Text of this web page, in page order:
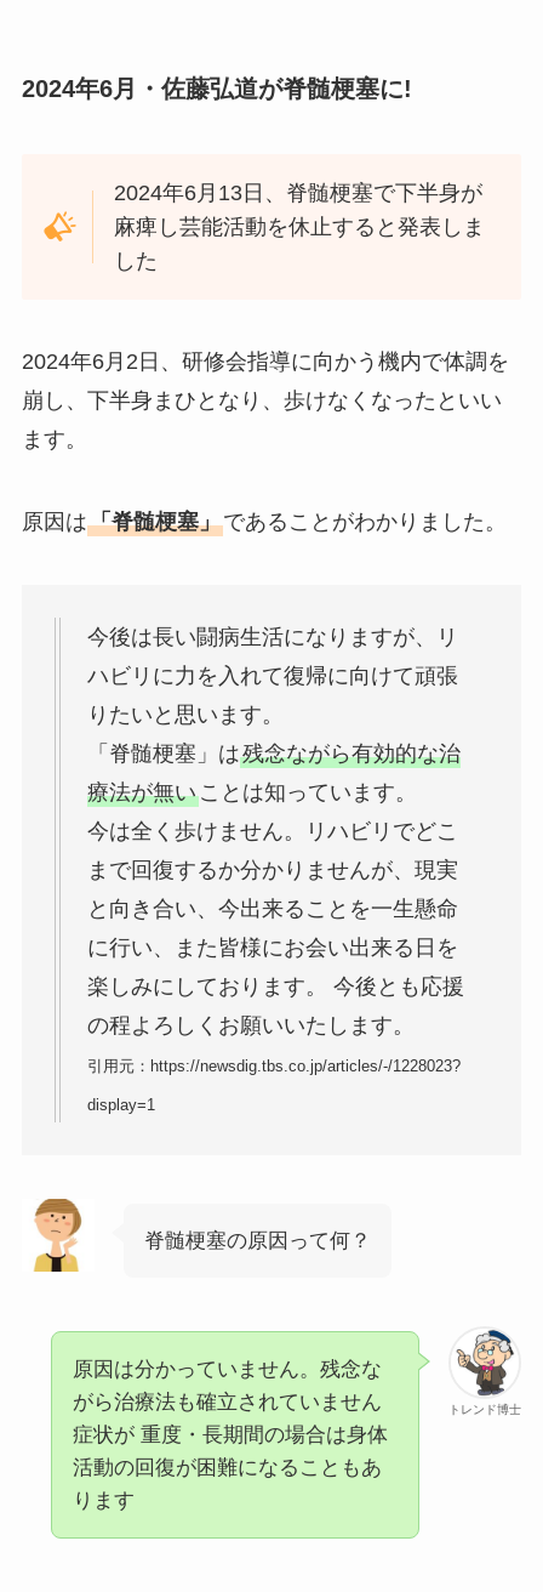
2024年6月・佐藤弘道が脊髄梗塞に!
2024年6月13日、脊髄梗塞で下半身が
麻痺し芸能活動を休止すると発表しま
した
2024年6月2日、研修会指導に向かう機内で体調を
崩し、下半身まひとなり、歩けなくなったといい
ます。
原因は「脊髄梗塞」であることがわかりました。
今後は長い闘病生活になりますが、リ
ハビリに力を入れて復帰に向けて頑張
りたいと思います。
「脊髄梗塞」は残念ながら有効的な治
療法が無いことは知っています。
今は全く歩けません。リハビリでどこ
まで回復するか分かりませんが、現実
と向き合い、今出来ることを一生懸命
に行い、また皆様にお会い出来る日を
楽しみにしております。 今後とも応援
の程よろしくお願いいたします。
引用元：https://newsdig.tbs.co.jp/articles/-/1228023?
display=1
脊髄梗塞の原因って何？
トレンド博士
原因は分かっていません。残念な
がら治療法も確立されていません
症状が 重度・長期間の場合は身体
活動の回復が困難になることもあ
ります